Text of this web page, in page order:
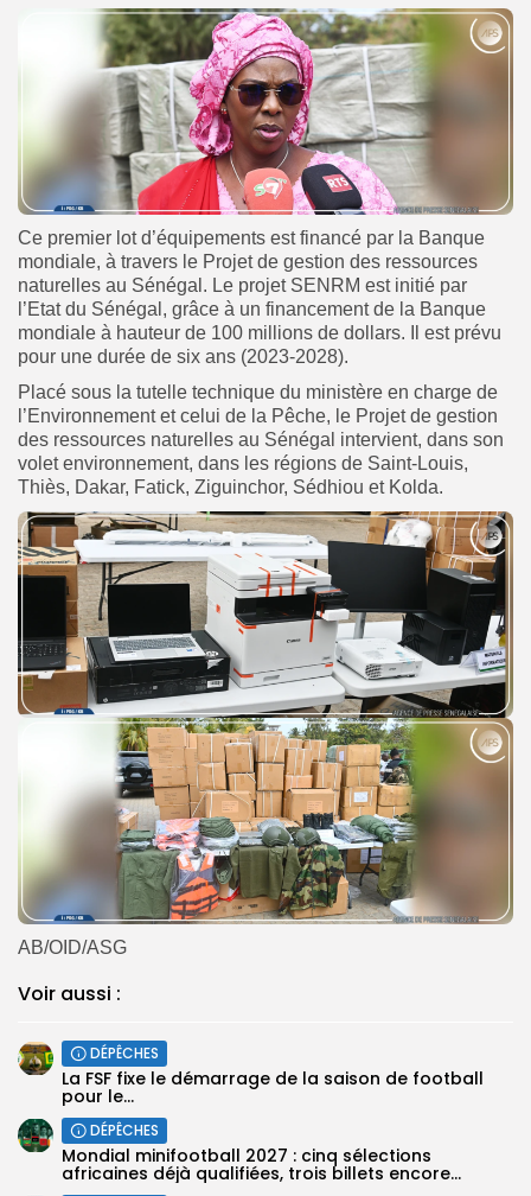
Ce premier lot d’équipements est financé par la Banque
mondiale, à travers le Projet de gestion des ressources
naturelles au Sénégal. Le projet SENRM est initié par
l’Etat du Sénégal, grâce à un financement de la Banque
mondiale à hauteur de 100 millions de dollars. Il est prévu
pour une durée de six ans (2023-2028).
Placé sous la tutelle technique du ministère en charge de
l’Environnement et celui de la Pêche, le Projet de gestion
des ressources naturelles au Sénégal intervient, dans son
volet environnement, dans les régions de Saint-Louis,
Thiès, Dakar, Fatick, Ziguinchor, Sédhiou et Kolda.
AB/OID/ASG
Voir aussi :
DÉPÊCHES
‎La FSF fixe le démarrage de la saison de football
pour le...
DÉPÊCHES
‎Mondial minifootball 2027 : cinq sélections
africaines déjà qualifiées, trois billets encore...